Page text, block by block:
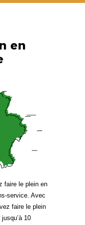
en
faire le plein en
service. Avec
faire le plein
10